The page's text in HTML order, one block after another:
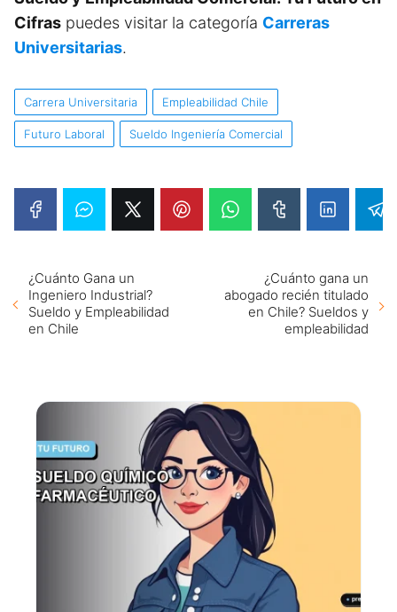
Cifras puedes visitar la categoría Carreras
Universitarias.
Carrera Universitaria Empleabilidad Chile
Futuro Laboral Sueldo Ingeniería Comercial
¿Cuánto Gana un
Ingeniero Industrial?
Sueldo y Empleabilidad
en Chile
¿Cuánto gana un
abogado recién titulado
en Chile? Sueldos y
empleabilidad